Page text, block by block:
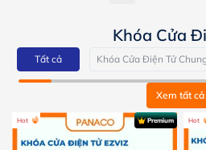
Khóa Cửa
Tất cả Khóa Cửa Điện Tử
Xem tất cả
Hot Premium Hot